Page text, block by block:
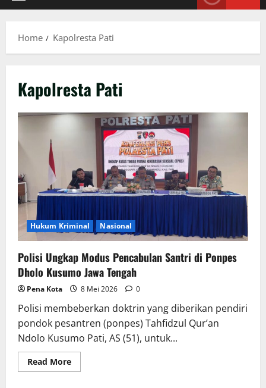
Home Kapolresta Pati
Kapolresta Pati
Hukum Kriminal Nasional
Polisi Ungkap Modus Pencabulan Santri di Ponpes
Dholo Kusumo Jawa Tengah
Pena Kota 8 Mei 2026 0
Polisi membeberkan doktrin yang diberikan pendiri
pondok pesantren (ponpes) Tahfidzul Qur’an
Ndolo Kusumo Pati, AS (51), untuk...
Read MoreRead
more